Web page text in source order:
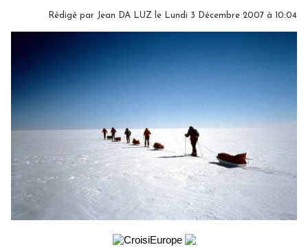
Rédigé par Jean DA LUZ le Lundi 3 Décembre 2007 à 10:04